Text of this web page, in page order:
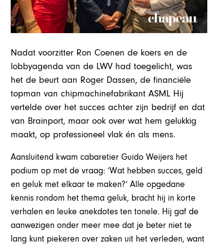
Nadat voorzitter Ron Coenen de koers en de
lobbyagenda van de LWV had toegelicht, was
het de beurt aan Roger Dassen, de financiële
topman van chipmachinefabrikant ASML Hij
vertelde over het succes achter zijn bedrijf en dat
van Brainport, maar ook over wat hem gelukkig
maakt, op professioneel vlak én als mens.
Aansluitend kwam cabaretier Guido Weijers het
podium op met de vraag: ‘Wat hebben succes, geld
en geluk met elkaar te maken?’ Alle opgedane
kennis rondom het thema geluk, bracht hij in korte
verhalen en leuke anekdotes ten tonele. Hij gaf de
aanwezigen onder meer mee dat je beter niet te
lang kunt piekeren over zaken uit het verleden, want